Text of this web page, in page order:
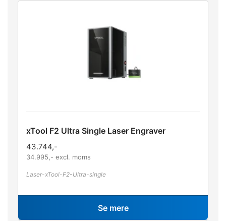
xTool F2 Ultra Single Laser Engraver
43.744,-
34.995 ,- excl. moms
Laser-xTool-F2-Ultra-single
Se mere